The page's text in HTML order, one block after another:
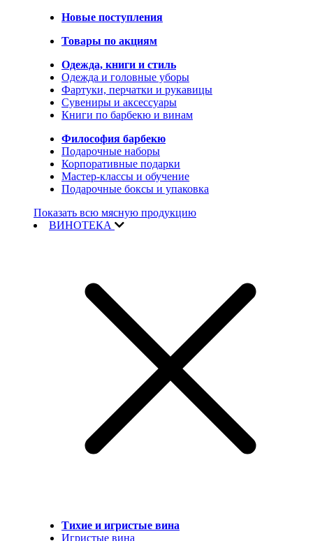
Новые поступления
Товары по акциям
Одежда, книги и стиль
Одежда и головные уборы
Фартуки, перчатки и рукавицы
Сувениры и аксессуары
Книги по барбекю и винам
Философия барбекю
Подарочные наборы
Корпоративные подарки
Мастер-классы и обучение
Подарочные боксы и упаковка
Показать всю мясную продукцию
ВИНОТЕКА
Тихие и игристые вина
Игристые вина